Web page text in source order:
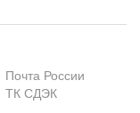
Почта России
ТК СДЭК